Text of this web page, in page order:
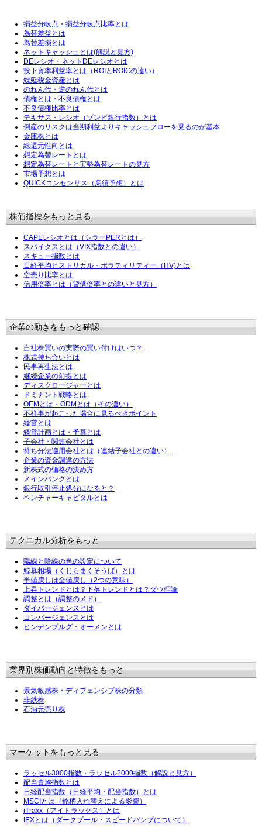
損益分岐点・損益分岐点比率とは
為替差益とは
為替差損とは
ネットキャッシュとは(解説と見方)
DEレシオ・ネットDEレシオとは
投下資本利益率とは（ROIとROICの違い）
繰延税金資産とは
のれん代・逆のれん代とは
債権とは・不良債権とは
不良債権比率とは
テキサス・レシオ（ゾンビ銀行指数）とは
倒産のリスクは当期利益よりキャッシュフローを見るのが基本
金庫株とは
総還元性向とは
想定為替レートとは
想定為替レートと実勢為替レートの見方
市場予想とは
QUICKコンセンサス（業績予想）とは
株価指標をもっと見る
CAPEレシオとは（シラーPERとは）
スパイクスとは（VIX指数との違い）
スキュー指数とは
日経平均ヒストリカル・ボラティリティー（HV)とは
空売り比率とは
信用倍率とは（貸借倍率との違いと見方）
企業の動きをもっと確認
自社株買いの実際の買い付けはいつ？
株式持ち合いとは
民事再生法とは
継続企業の前提とは
ディスクロージャーとは
ドミナント戦略とは
OEMとは・ODMとは（その違い）
不祥事が起こった場合に見るべきポイント
経営とは
経営計画とは・予算とは
子会社・関連会社とは
持ち分法適用会社とは（連結子会社との違い）
企業の資金調達の方法
新株式の価格の決め方
メインバンクとは
銀行取引停止処分になると？
ベンチャーキャピタルとは
テクニカル分析をもっと
陽線と陰線の色の設定について
鯨幕相場（くじらまくそうば）とは
半値戻しは全値戻し（2つの意味）
上昇トレンドとは？下落トレンドとは？ダウ理論
調整とは（調整のメド）
ダイバージェンスとは
コンバージェンスとは
ヒンデンブルグ・オーメンとは
業界別株価動向と特徴をもっと
景気敏感株・ディフェンシブ株の分類
非鉄株
石油元売り株
マーケットをもっと見る
ラッセル3000指数・ラッセル2000指数（解説と見方）
配当貴族指数とは
日経配当指数（日経平均・配当指数）とは
MSCIとは（銘柄入れ替えによる影響）
iTraxx（アイトラックス）とは
IEXとは（ダークプール・スピードバンプについて）